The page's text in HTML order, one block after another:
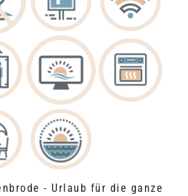
- Urlaub für die ganze